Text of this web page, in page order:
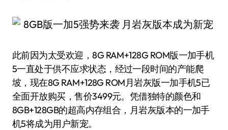
此前因为太受欢迎，8G RAM+128G ROM版一加手机
5一直处于供不应求状态，经过一段时间的产能爬
坡，现在8G RAM+128G ROM月岩灰版一加手机5已
全面开放购买，售价3499元。凭借独特的颜色和
8GB+128GB的超高内存组合，月岩灰版本的一加手
机5将成为用户新宠。